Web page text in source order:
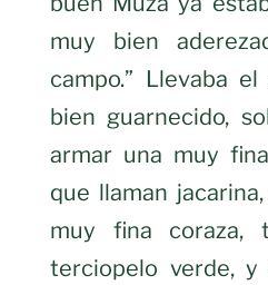
muy bien
campo.” Llevaba
bien guarnecido,
armar una muy
que llaman
muy fina coraza,
terciopelo verde,